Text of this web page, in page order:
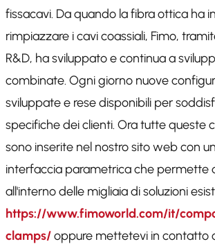
fissacavi. Da quando la fibra ottica ha
rimpiazzare i cavi coassiali, Fimo,
R&D, ha sviluppato e continua a
combinate. Ogni giorno nuove
sviluppate e rese disponibili per
specifiche dei clienti. Ora tutte queste
sono inserite nel nostro sito web con
interfaccia parametrica che permette
all'interno delle migliaia di soluzioni
https://www.fimoworld.com/it/
clamps/oppure mettetevi in contatto